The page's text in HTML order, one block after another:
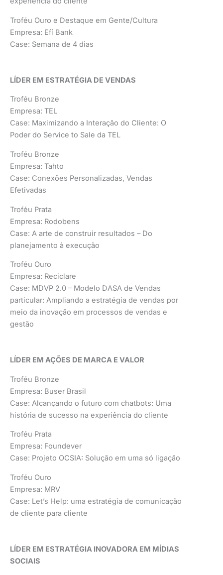
Troféu Ouro e Destaque em Gente/Cultura
Empresa: Efí Bank
Case: Semana de 4 dias
LÍDER EM ESTRATÉGIA DE VENDAS
Troféu Bronze
Empresa: TEL
Case: Maximizando a Interação do Cliente: O
Poder do Service to Sale da TEL
Troféu Bronze
Empresa: Tahto
Case: Conexões Personalizadas, Vendas
Efetivadas
Troféu Prata
Empresa: Rodobens
Case: A arte de construir resultados – Do
planejamento à execução
Troféu Ouro
Empresa: Reciclare
Case: MDVP 2.0 – Modelo DASA de Vendas
particular: Ampliando a estratégia de vendas por
meio da inovação em processos de vendas e
gestão
LÍDER EM AÇÕES DE MARCA E VALOR
Troféu Bronze
Empresa: Buser Brasil
Case: Alcançando o futuro com chatbots: Uma
história de sucesso na experiência do cliente
Troféu Prata
Empresa: Foundever
Case: Projeto OCSIA: Solução em uma só ligação
Troféu Ouro
Empresa: MRV
Case: Let’s Help: uma estratégia de comunicação
de cliente para cliente
LÍDER EM ESTRATÉGIA INOVADORA EM MÍDIAS
SOCIAIS